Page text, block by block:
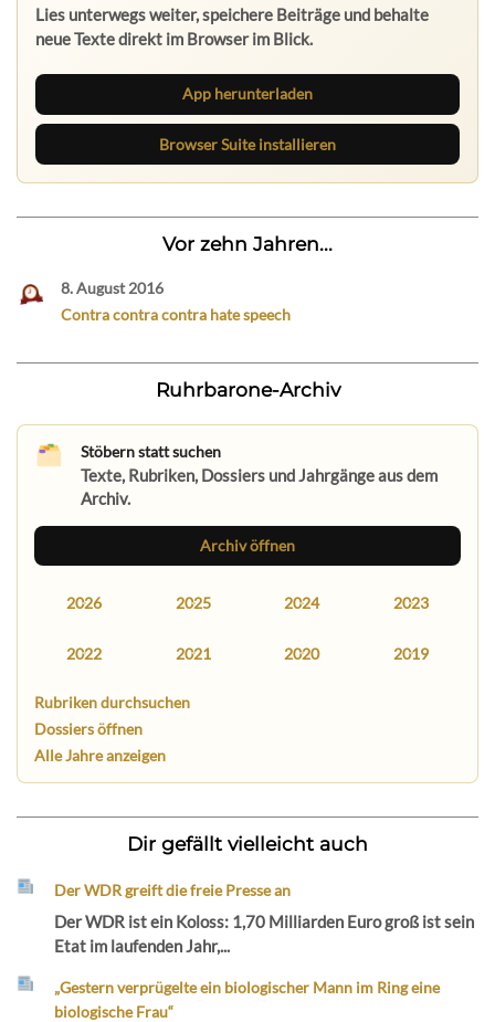
Lies unterwegs weiter, speichere Beiträge und behalte
neue Texte direkt im Browser im Blick.
App herunterladen
Browser Suite installieren
Vor zehn Jahren...
8. August 2016
Contra contra contra hate speech
Ruhrbarone-Archiv
Stöbern statt suchen
Texte, Rubriken, Dossiers und Jahrgänge aus dem
Archiv.
Archiv öffnen
2026 2025 2024 2023
2022 2021 2020 2019
Rubriken durchsuchen
Dossiers öffnen
Alle Jahre anzeigen
Dir gefällt vielleicht auch
Der WDR greift die freie Presse an
Der WDR ist ein Koloss: 1,70 Milliarden Euro groß ist sein
Etat im laufenden Jahr,...
„Gestern verprügelte ein biologischer Mann im Ring eine
biologische Frau“